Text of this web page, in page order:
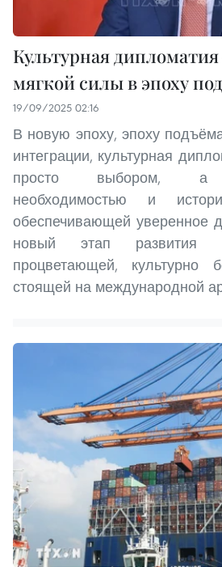
Культурная
мягкой силы в эпоху
19/09/2025 02:16
В новую эпоху, эпоху
интеграции, культурная
просто выбором, а
необходимостью и
обеспечивающей уверенное
новый этап развития
процветающей, культурно
стоящей на международной